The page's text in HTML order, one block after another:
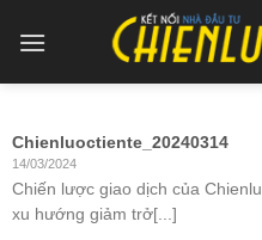
Chienluoctiente_20240314
14/03/2024
Chiến lược giao dịch của
xu hướng giảm trở[...]